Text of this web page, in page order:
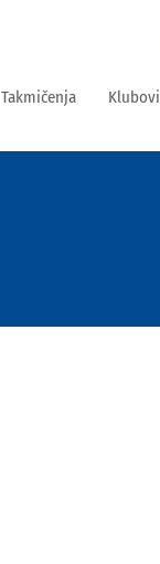
Takmičenja Klubovi